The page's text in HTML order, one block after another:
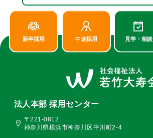
新卒採用 中途採用 見学・相談
法人本部 採用センター
〒221-0812
神奈川県横浜市神奈川区平川町2-4